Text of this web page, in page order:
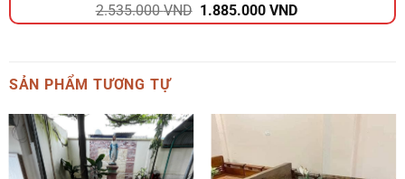
2.535.000VND Giá
gốc
1.885.000VNDGiá
hiện
SẢN PHẨM TƯƠNG TỰ